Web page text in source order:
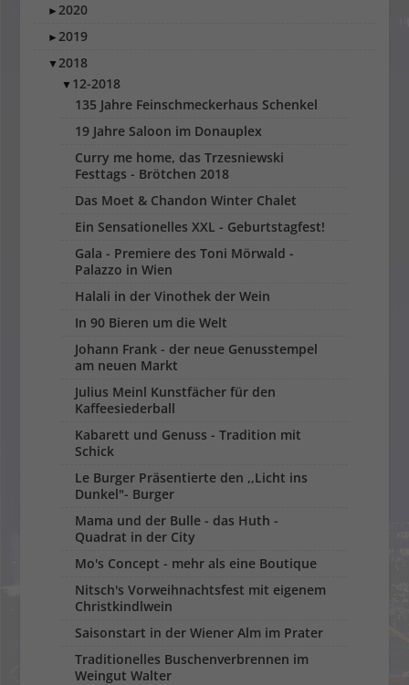
►2020
►2019
▼2018
▼ 12-2018
135 Jahre Feinschmeckerhaus Schenkel
19 Jahre Saloon im Donauplex
Curry me home, das Trzesniewski
Festtags - Brötchen 2018
Das Moet & Chandon Winter Chalet
Ein Sensationelles XXL - Geburtstagfest!
Gala - Premiere des Toni Mörwald -
Palazzo in Wien
Halali in der Vinothek der Wein
In 90 Bieren um die Welt
Johann Frank - der neue Genusstempel
am neuen Markt
Julius Meinl Kunstfächer für den
Kaffeesiederball
Kabarett und Genuss - Tradition mit
Schick
Le Burger Präsentierte den ,,Licht ins
Dunkel"- Burger
Mama und der Bulle - das Huth -
Quadrat in der City
Mo's Concept - mehr als eine Boutique
Nitsch's Vorweihnachtsfest mit eigenem
Christkindlwein
Saisonstart in der Wiener Alm im Prater
Traditionelles Buschenverbrennen im
Weingut Walter